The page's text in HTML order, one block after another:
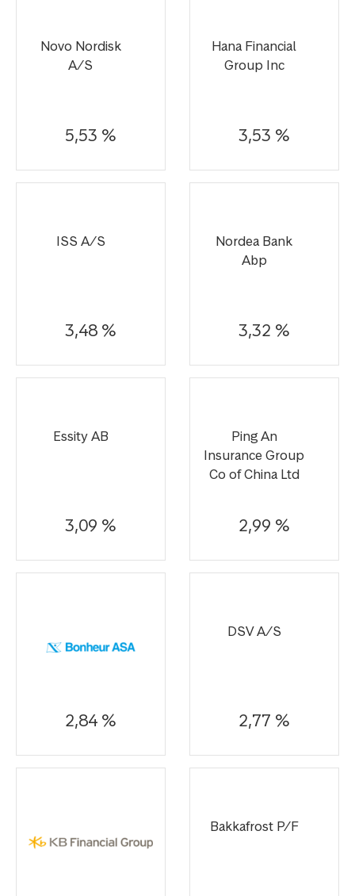
Novo Nordisk
A/S
5,53 %
Hana Financial
Group Inc
3,53 %
ISS A/S
3,48 %
Nordea Bank
Abp
3,32 %
Essity AB
3,09 %
Ping An
Insurance Group
Co of China Ltd
2,99 %
2,84 %
DSV A/S
2,77 %
Bakkafrost P/F